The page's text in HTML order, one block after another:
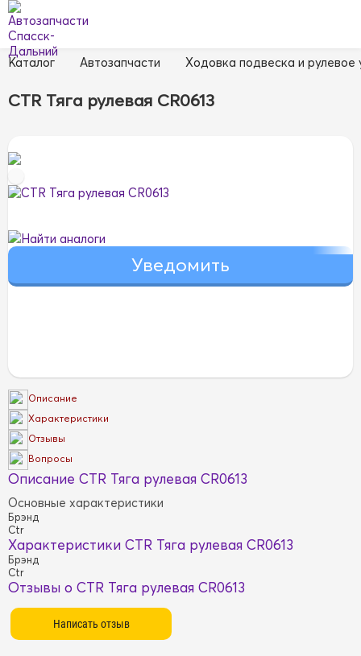
Каталог Автозапчасти Ходовка подвеска и рулевое
CTR Тяга рулевая CR0613
Найти аналоги
Описание
Характеристики
Отзывы
Вопросы
Описание CTR Тяга рулевая CR0613
Основные характеристики
Брэнд
Ctr
Характеристики CTR Тяга рулевая CR0613
Брэнд
Ctr
Отзывы о CTR Тяга рулевая CR0613